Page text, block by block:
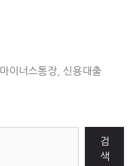
마이너스통장 ,신용대출
검
색